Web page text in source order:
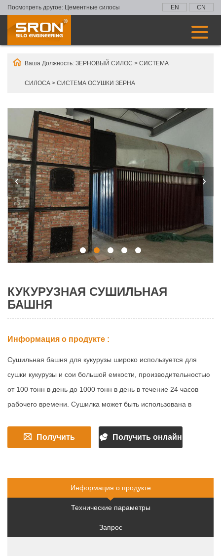
Посмотреть другое: Цементные силосы EN CN
Ваша Должность: ЗЕРНОВЫЙ СИЛОС > СИСТЕМА
СИЛОСА > СИСТЕМА ОСУШКИ ЗЕРНА
КУКУРУЗНАЯ СУШИЛЬНАЯ
БАШНЯ
Информация о продукте :
Сушильная башня для кукурузы широко используется для
сушки кукурузы и сои большой емкости, производительностью
от 100 тонн в день до 1000 тонн в день в течение 24 часов
рабочего времени. Сушилка может быть использована в
коммерческий проект зерносушилки.
Получить
предложение
Получить онлайн
Информация о продукте
Технические параметры
Запрос